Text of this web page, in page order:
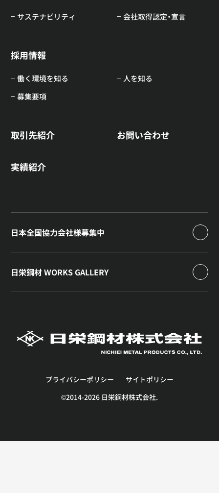
サステナビリティ 会社取得認定・宣言
採用情報
働く環境を知る
人を知る
募集要項
取引先紹介
実績紹介
お問い合わせ
日本全国協力会社様募集中
日栄鋼材 WORKS GALLERY
プライバシーポリシー
サイトポリシー
©2014-2026 日栄鋼材株式会社.